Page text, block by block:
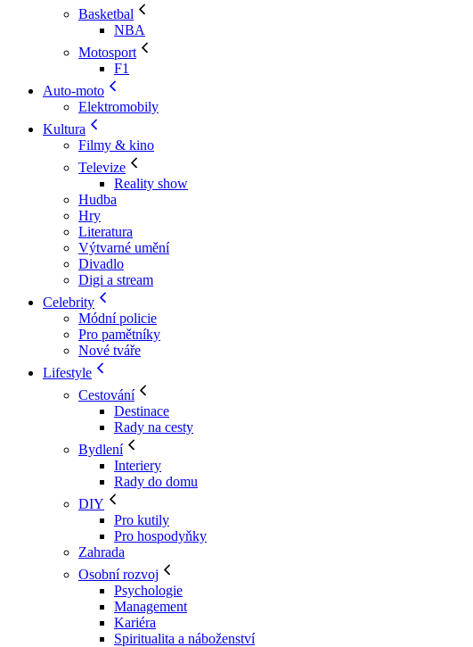
Basketbal
NBA
Motosport
F1
Auto-moto
Elektromobily
Kultura
Filmy & kino
Televize
Reality show
Hudba
Hry
Literatura
Výtvarné umění
Divadlo
Digi a stream
Celebrity
Módní policie
Pro pamětníky
Nové tváře
Lifestyle
Cestování
Destinace
Rady na cesty
Bydlení
Interiery
Rady do domu
DIY
Pro kutily
Pro hospodyňky
Zahrada
Osobní rozvoj
Psychologie
Management
Kariéra
Spiritualita a náboženství